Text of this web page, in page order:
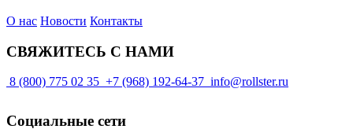
О нас Новости Контакты
СВЯЖИТЕСЬ С НАМИ
8 (800) 775 02 35 +7 (968) 192-64-37 info@rollster.ru
Социальные сети